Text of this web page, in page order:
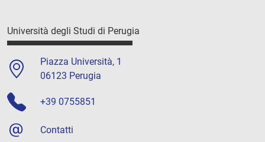
Università degli Studi di Perugia
Piazza Università, 1
06123 Perugia
+39 0755851
Contatti